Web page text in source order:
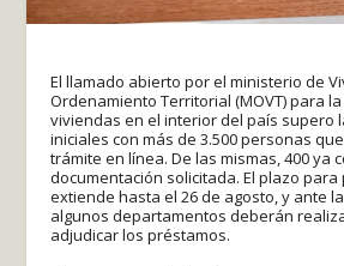
El llamado abierto por el ministerio de
Ordenamiento Territorial (MOVT) para
viviendas en el interior del país supero
iniciales con más de 3.500 personas
trámite en línea. De las mismas, 400 ya
documentación solicitada. El plazo
extiende hasta el 26 de agosto, y ante
algunos departamentos deberán
adjudicar los préstamos.